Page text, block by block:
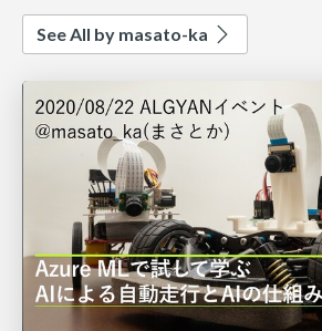
See All by masato-ka